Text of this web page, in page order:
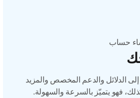
حساب
الدلائل والدعم المخصص والمزيد
فهو يتميّز بالسرعة والسهولة.